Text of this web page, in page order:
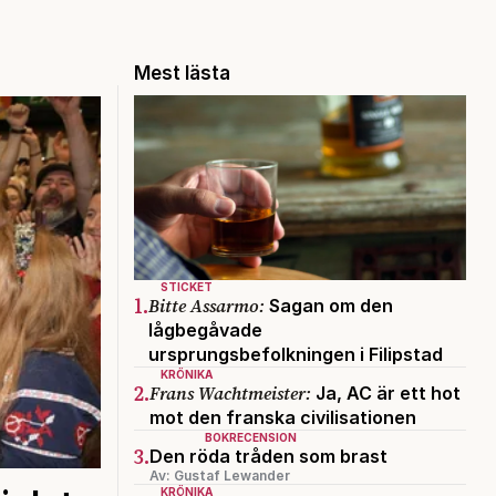
Mest lästa
STICKET
1.Bitte Assarmo: Sagan om den
lågbegåvade
ursprungsbefolkningen i Filipstad
KRÖNIKA
2.Frans Wachtmeister: Ja, AC är ett hot
mot den franska civilisationen
BOKRECENSION
3.Den röda tråden som brast
Av: Gustaf Lewander
KRÖNIKA